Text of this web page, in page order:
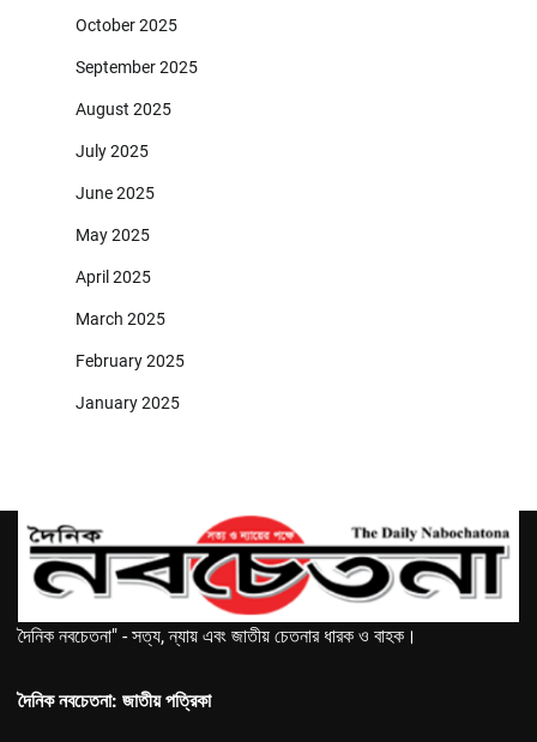
October 2025
September 2025
August 2025
July 2025
June 2025
May 2025
April 2025
March 2025
February 2025
January 2025
দৈনিক নবচেতনা" - সত্য, ন্যায় এবং জাতীয় চেতনার ধারক ও বাহক।
দৈনিক নবচেতনা: জাতীয় পত্রিকা